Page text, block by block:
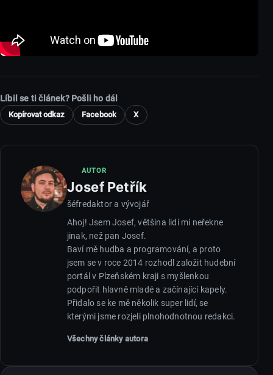
Líbil se ti článek? Pošli ho dál
Kopírovat odkaz Facebook X
AUTOR
Josef Petřík
šéfredaktor a vývojář
Ahoj! Jsem Josef, většina lidí mi neřekne
jinak, než pan Josef.
Baví mě hudba a programování, a proto
jsem se v roce 2014 rozhodl založit hudební
portál v Plzeňském kraji s myšlenkou
podpořit hlavně mladé a začínající kapely.
Přidalo se ke mě několik super lidí, se
kterými jsme rozjeli plnohodnotnou redakci.
Všechny články autora